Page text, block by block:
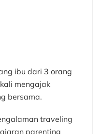
ibu dari 3 orang
mengajak
bersama.
traveling
parenting